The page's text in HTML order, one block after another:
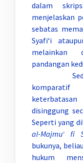
dalam
menjelaskan
sebatas
Syafi‘i
melainkan
pandangan
komparatif
disinggung
Seperti yang
al-Majmu‘ fi
bukunya,
hukum